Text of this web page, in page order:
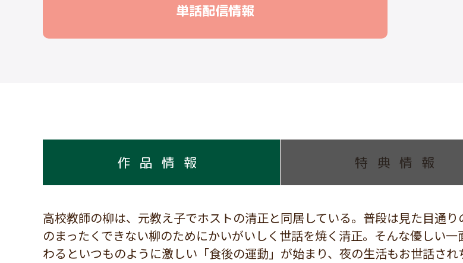
単話配信情報
作品情報 特典情報
高校教師の柳は、元教え子でホストの清正と同居している。普段は見た目通
のまったくできない柳のためにかいがいしく世話を焼く清正。そんな優しい
わるといつものように激しい「食後の運動」が始まり、夜の生活もお世話されち